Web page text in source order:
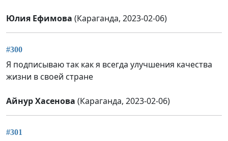
Юлия Ефимова (Караганда, 2023-02-06)
#300
Я подписываю так как я всегда улучшения качества
жизни в своей стране
Айнур Хасенова (Караганда, 2023-02-06)
#301